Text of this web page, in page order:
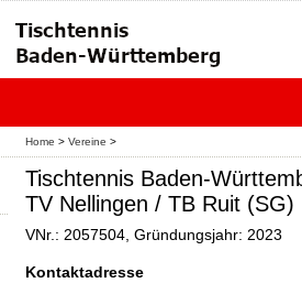
Home > Vereine >
Tischtennis Baden-
TV Nellingen / TB Ruit (SG)
VNr.: 2057504, Gründungsjahr: 2023
Kontaktadresse